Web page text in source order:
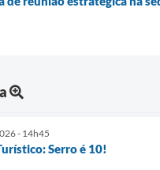
- 14h45
Serro é 10!